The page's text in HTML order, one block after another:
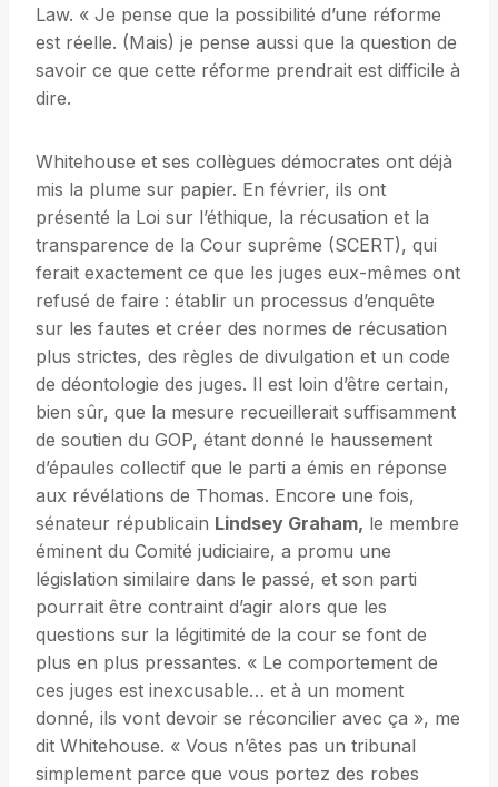
Law. « Je pense que la possibilité d’une réforme
est réelle. (Mais) je pense aussi que la question de
savoir ce que cette réforme prendrait est difficile à
dire.
Whitehouse et ses collègues démocrates ont déjà
mis la plume sur papier. En février, ils ont
présenté la Loi sur l’éthique, la récusation et la
transparence de la Cour suprême (SCERT), qui
ferait exactement ce que les juges eux-mêmes ont
refusé de faire : établir un processus d’enquête
sur les fautes et créer des normes de récusation
plus strictes, des règles de divulgation et un code
de déontologie des juges. Il est loin d’être certain,
bien sûr, que la mesure recueillerait suffisamment
de soutien du GOP, étant donné le haussement
d’épaules collectif que le parti a émis en réponse
aux révélations de Thomas. Encore une fois,
sénateur républicain Lindsey Graham, le membre
éminent du Comité judiciaire, a promu une
législation similaire dans le passé, et son parti
pourrait être contraint d’agir alors que les
questions sur la légitimité de la cour se font de
plus en plus pressantes. « Le comportement de
ces juges est inexcusable… et à un moment
donné, ils vont devoir se réconcilier avec ça », me
dit Whitehouse. « Vous n’êtes pas un tribunal
simplement parce que vous portez des robes